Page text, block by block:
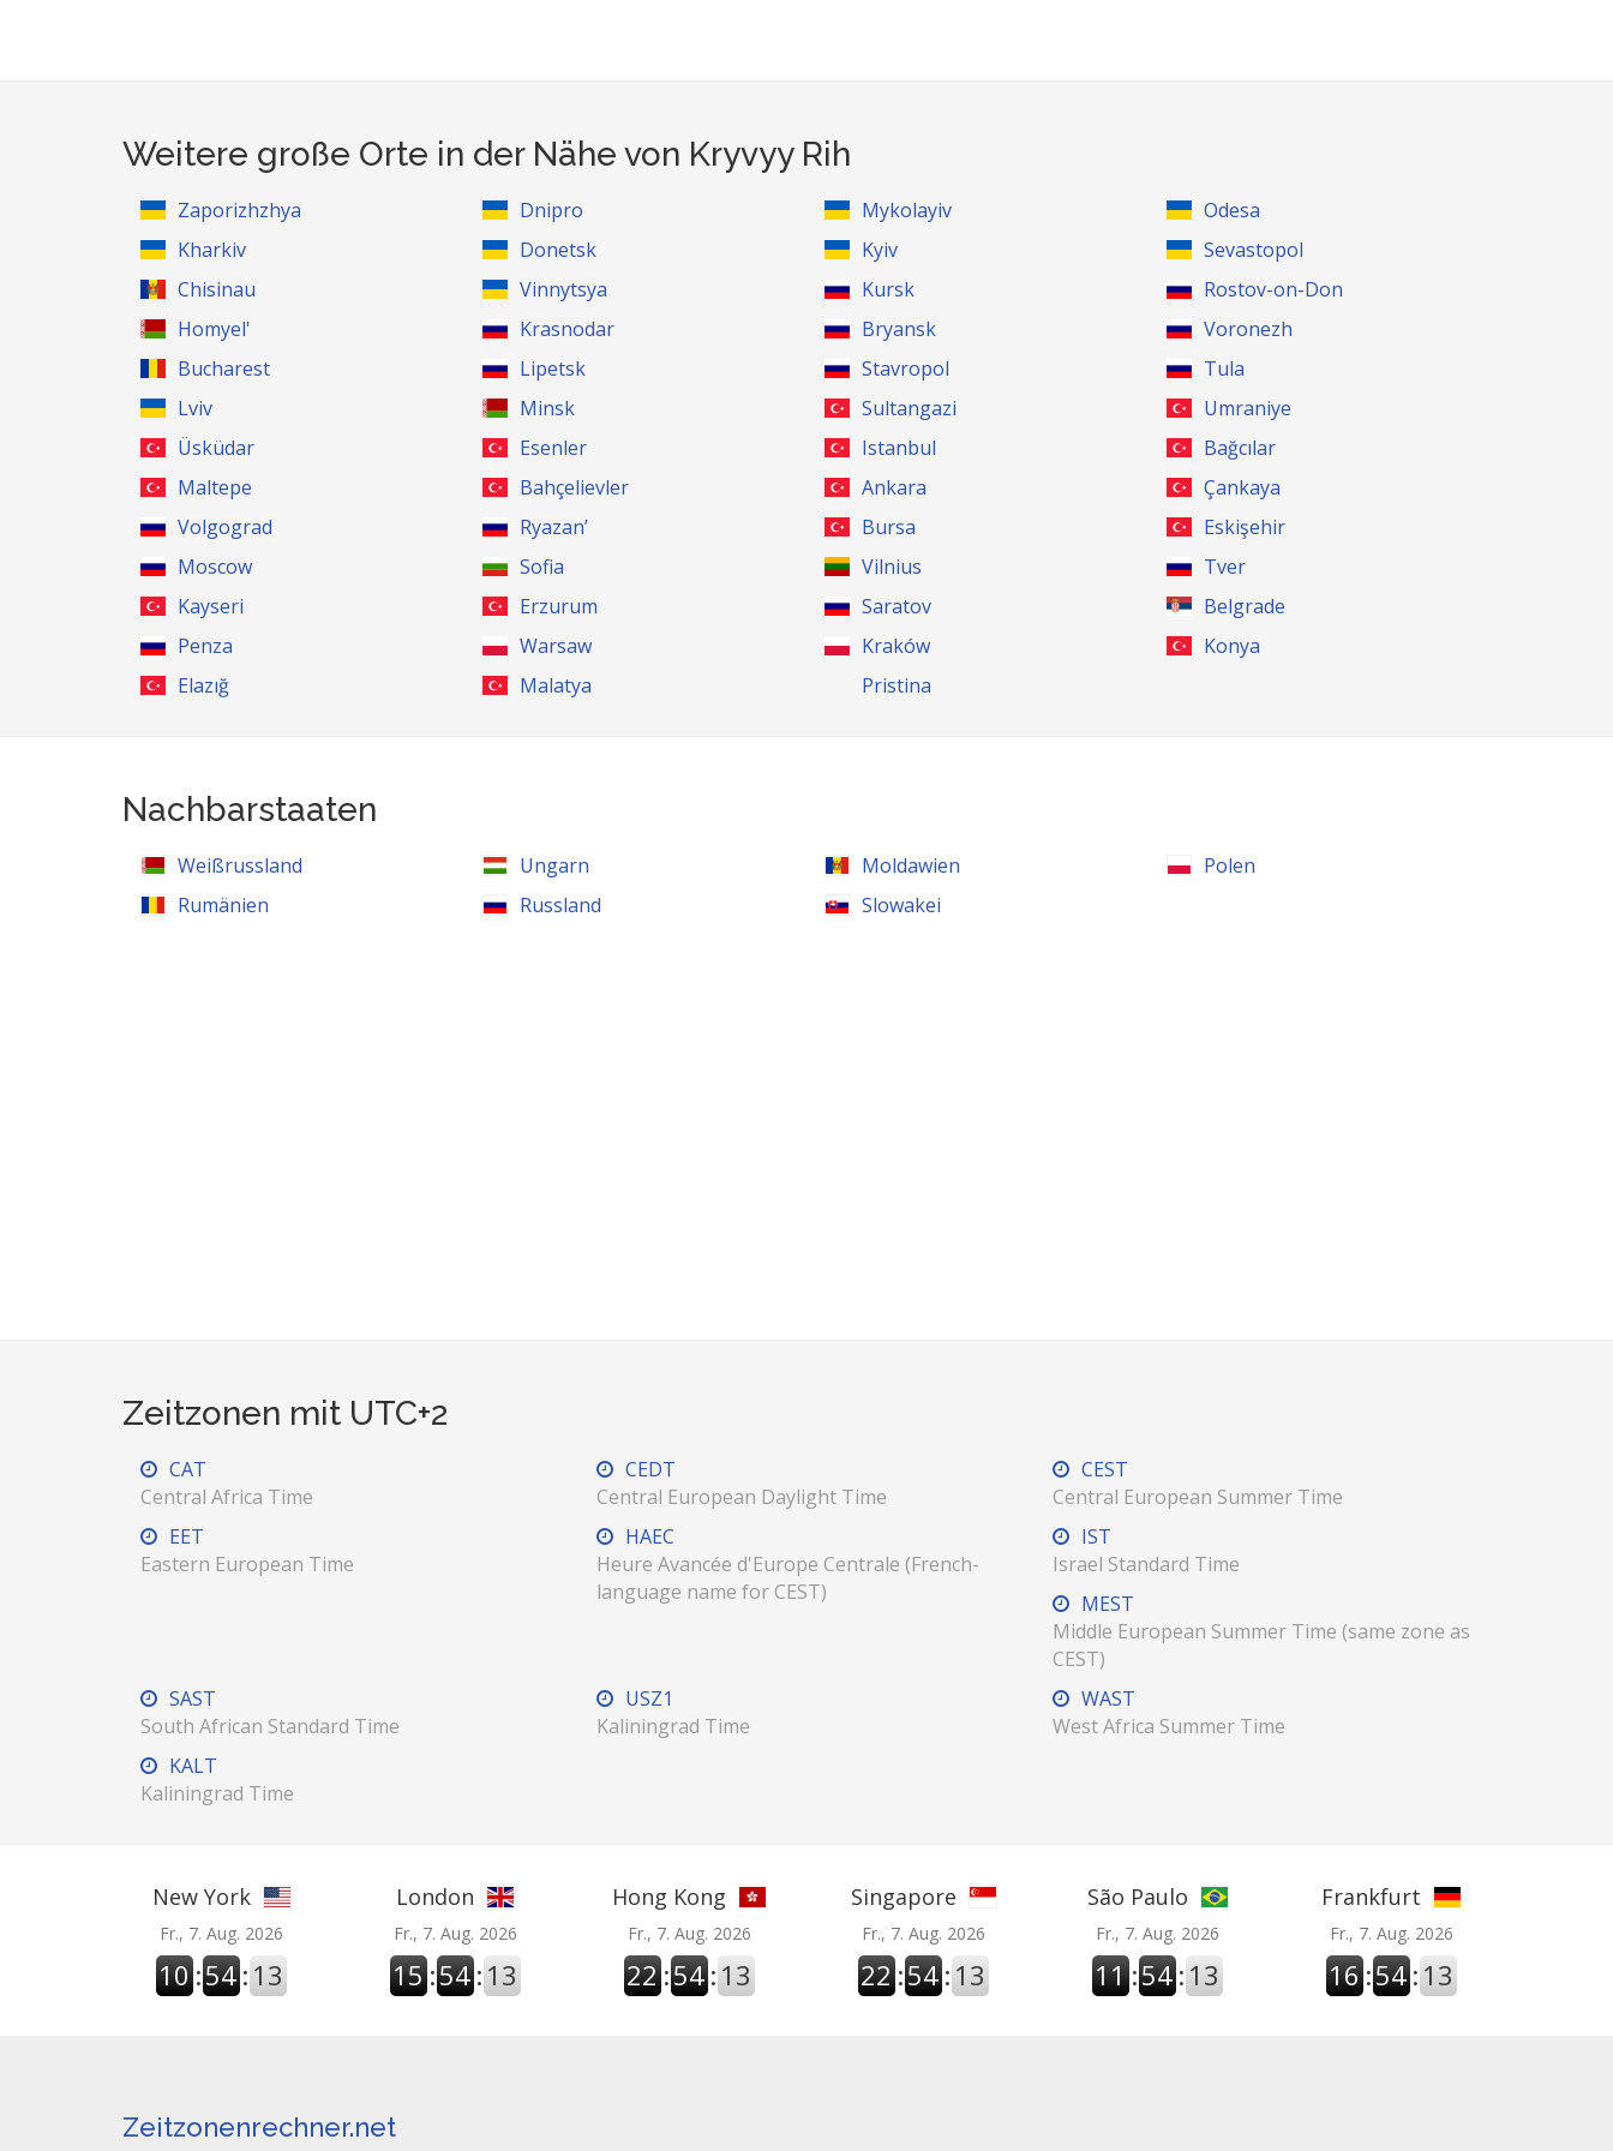
Weitere große Orte in der Nähe von Kryvyy Rih
Zaporizhzhya Dnipro Mykolayiv
Odesa
Kharkiv
Donetsk Kyiv
Sevastopol
Chisinau
Vinnytsya Kursk
Rostov-on-Don
Homyel'
Krasnodar Bryansk
Voronezh
Bucharest
Lipetsk Stavropol
Tula
Lviv
Minsk Sultangazi
Umraniye
Üsküdar
Esenler Istanbul
Bağcılar
Maltepe
Bahçelievler Ankara
Çankaya
Volgograd
Ryazan’ Bursa
Eskişehir
Moscow
Sofia Vilnius
Tver
Kayseri
Erzurum Saratov
Belgrade
Penza
Warsaw Kraków
Konya
Elazığ
Malatya Pristina
Nachbarstaaten
Weißrussland Ungarn Moldawien
Polen
Rumänien
Russland Slowakei
Zeitzonen mit UTC+2
CAT
Central Africa Time
CEDT
Central European Daylight Time
CEST
Central European Summer Time
EET
Eastern European Time
HAEC
Heure Avancée d'Europe Centrale (French-
language name for CEST)
IST
Israel Standard Time
MEST
Middle European Summer Time (same zone as
CEST)
SAST
South African Standard Time
USZ1
Kaliningrad Time
WAST
West Africa Summer Time
KALT
Kaliningrad Time
New York
Fr., 7. Aug. 2026
10 :54 : 14
London
Fr., 7. Aug. 2026
15 :54 : 14
Hong Kong
Fr., 7. Aug. 2026
22 :54 : 14
Singapore
Fr., 7. Aug. 2026
22 :54 : 14
São Paulo
Fr., 7. Aug. 2026
11 :54 : 14
Frankfurt
Fr., 7. Aug. 2026
16 :54 : 14
Zeitzonenrechner.net